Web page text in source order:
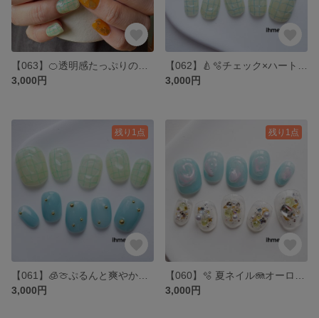
3,000円
3,000円
残り1点
3,000円
残り1点
3,000円